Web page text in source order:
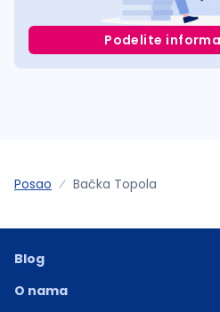
Podelite
Posao Bačka Topola
Blog
O nama